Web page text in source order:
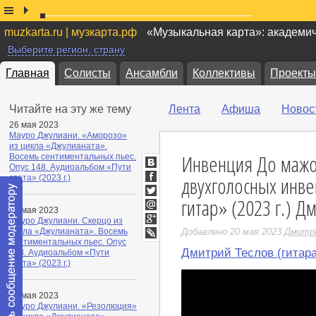
muzkarta.ru | музкарта.рф «Музыкальная карта»:
Выберите регион, страну
Главная Солисты Ансамбли Коллективы Проекты
Читайте на эту же тему
26 мая 2023
Мауро Джулиани. «Аморозо»
из цикла «Джулианата».
Восемь сентиментальных пьес.
Опус 148. Аудиоальбом «Пути
света» (2023 г.)
25 мая 2023
Мауро Джулиани. Скерцо из
цикла «Джулианата». Восемь
сентиментальных пьес. Опус
148. Аудиоальбом «Пути
света» (2023 г.)
24 мая 2023
Мауро Джулиани. «Резолюция»
Лента Афиша
Инвенция До
двухголосных
гитар» (2023 г.)
Добавлено 20 мая 2023
Дмитрий Теслов
ВКонтакте
Facebook
Twitter
Мой
Мир
Google+
LiveJournal